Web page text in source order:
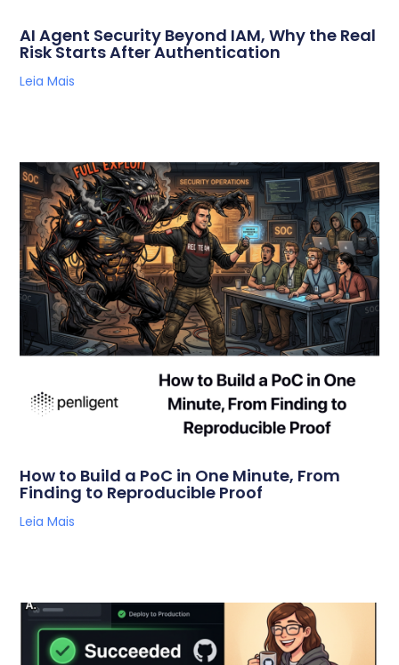
AI Agent Security Beyond IAM, Why the Real
Risk Starts After Authentication
Leia Mais
How to Build a PoC in One Minute, From
Finding to Reproducible Proof
Leia Mais